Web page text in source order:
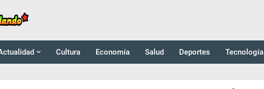
Cultura Economía Salud Deportes Tecnología